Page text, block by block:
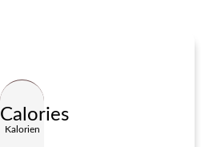
Calories
Kalorien